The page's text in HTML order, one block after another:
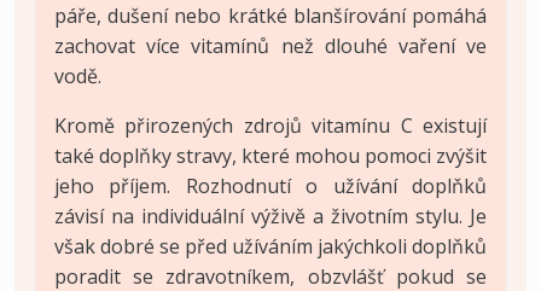
páře, dušení nebo krátké blanšírování pomáhá
zachovat více vitamínů než dlouhé vaření ve
vodě.
Kromě přirozených zdrojů vitamínu C existují
také doplňky stravy, které mohou pomoci zvýšit
jeho příjem. Rozhodnutí o užívání doplňků
závisí na individuální výživě a životním stylu. Je
však dobré se před užíváním jakýchkoli doplňků
poradit se zdravotníkem, obzvlášť pokud se